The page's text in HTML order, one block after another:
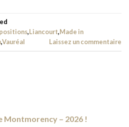
,Liancourt,Made in
,Vauréal Laissez un commentaire
Montmorency – 2026 !